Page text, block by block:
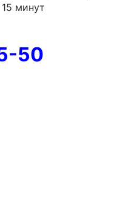
минут
50